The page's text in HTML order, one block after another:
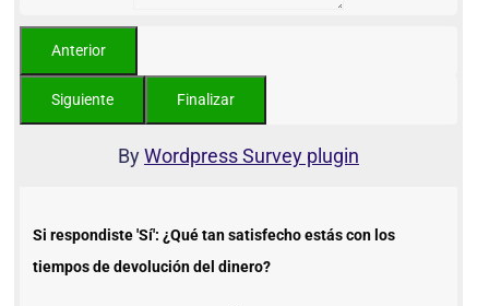
ByWordpress Survey plugin
Si respondiste 'Sí': ¿Qué tan satisfecho estás con los
tiempos de devolución del dinero?